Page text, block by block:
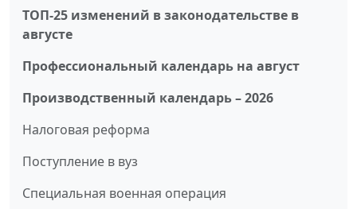
ТОП-25 изменений в законодательстве в
августе
Профессиональный календарь на август
Производственный календарь – 2026
Налоговая реформа
Поступление в вуз
Специальная военная операция